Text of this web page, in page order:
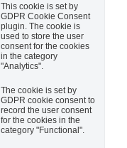
This cookie is set by
GDPR Cookie Consent
plugin. The cookie is
used to store the user
consent for the cookies
in the category
"Analytics".
The cookie is set by
GDPR cookie consent to
record the user consent
for the cookies in the
category "Functional".